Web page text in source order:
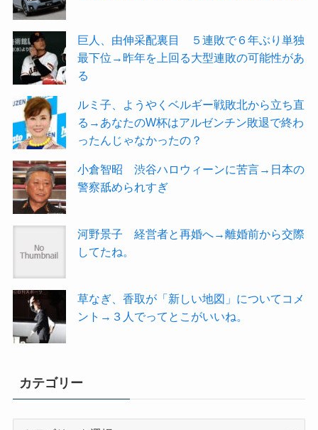
巨人、由伸采配裏目 ５連敗で６年ぶり単独
最下位→昨年を上回る大型連敗の可能性があ
る
ルミ子、ようやくベルギー戦敗北から立ち直
る→あなたのW杯はアルゼンチン敗退で終わ
ったんじゃなかったの？
小倉智昭 渋谷ハロウィーンに苦言→日本の
警察舐められすぎ
河野景子 経営者と再婚へ→離婚前から交際
してたね。
草なぎ、香取が「新しい地図」についてコメ
ント→３人でってとこがいいね。
カテゴリー